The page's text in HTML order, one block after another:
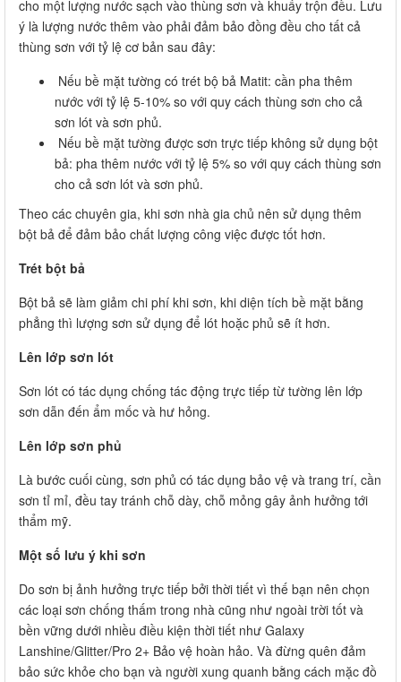
cho một lượng nước sạch vào thùng sơn và khuấy trộn đều. Lưu
ý là lượng nước thêm vào phải đảm bảo đồng đều cho tất cả
thùng sơn với tỷ lệ cơ bản sau đây:
Nếu bề mặt tường có trét bộ bả Matit: cần pha thêm
nước với tỷ lệ 5-10% so với quy cách thùng sơn cho cả
sơn lót và sơn phủ.
Nếu bề mặt tường được sơn trực tiếp không sử dụng bột
bả: pha thêm nước với tỷ lệ 5% so với quy cách thùng sơn
cho cả sơn lót và sơn phủ.
Theo các chuyên gia, khi sơn nhà gia chủ nên sử dụng thêm
bột bả để đảm bảo chất lượng công việc được tốt hơn.
Trét bột bả
Bột bả sẽ làm giảm chi phí khi sơn, khi diện tích bề mặt bằng
phẳng thì lượng sơn sử dụng để lót hoặc phủ sẽ ít hơn.
Lên lớp sơn lót
Sơn lót có tác dụng chống tác động trực tiếp từ tường lên lớp
sơn dẫn đến ẩm mốc và hư hỏng.
Lên lớp sơn phủ
Là bước cuối cùng, sơn phủ có tác dụng bảo vệ và trang trí, cần
sơn tỉ mỉ, đều tay tránh chỗ dày, chỗ mỏng gây ảnh hưởng tới
thẩm mỹ.
Một số lưu ý khi sơn
Do sơn bị ảnh hưởng trực tiếp bởi thời tiết vì thế bạn nên chọn
các loại sơn chống thấm trong nhà cũng như ngoài trời tốt và
bền vững dưới nhiều điều kiện thời tiết như Galaxy
Lanshine/Glitter/Pro 2+ Bảo vệ hoàn hảo. Và đừng quên đảm
bảo sức khỏe cho bạn và người xung quanh bằng cách mặc đồ